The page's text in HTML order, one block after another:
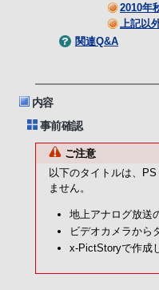
2010年
上記以
関連Q&A
内容
事前確認
ご注意
以下のタイトルは、
ません。
地上アナログ放送
ビデオカメラから
x-PictStoryで作成